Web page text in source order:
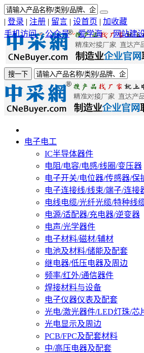
| 登录 | 注册 | 留言 | 设首页 | 加收藏
手机访问
公众号 爱学海 网站建
搜一下
电子电工
IC半导体器件
电阻/电容/电感/线圈/变压器
电子开关/电位器/传感器/保
电子连接线/线束/端子/连接
电线电缆/光纤光缆/特种线
电源/适配器/充电器/逆变器
电声/光学器件
电子材料/磁材/辅材
电池及材料/储能及配套
继电器/低压电器及周边
频率/红外/通信器件
焊接材料与设备
电子仪器仪表及配套
光电/激光器件/LED灯珠/芯
光电显示及周边
PCB/FPC及配套材料
中/高压电器及配套